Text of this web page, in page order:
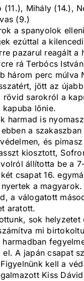
(11.), Mihály (14.),
(9.)
a spanyolok
ezúttal a
pazarul reagált a
rá Terbócs
három perc múlva
jött az
rövid sarokról a
lőnie.
harmad is
a
és
kiosztott,
állította be a
csapat 16.
a magyarok.
a válogatott
aratott.
sok
mi
harmadban
el. A japán csapat
kell a
Kiss